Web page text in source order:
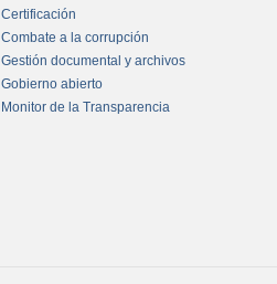
Certificación
Combate a la corrupción
Gestión documental y archivos
Gobierno abierto
Monitor de la Transparencia